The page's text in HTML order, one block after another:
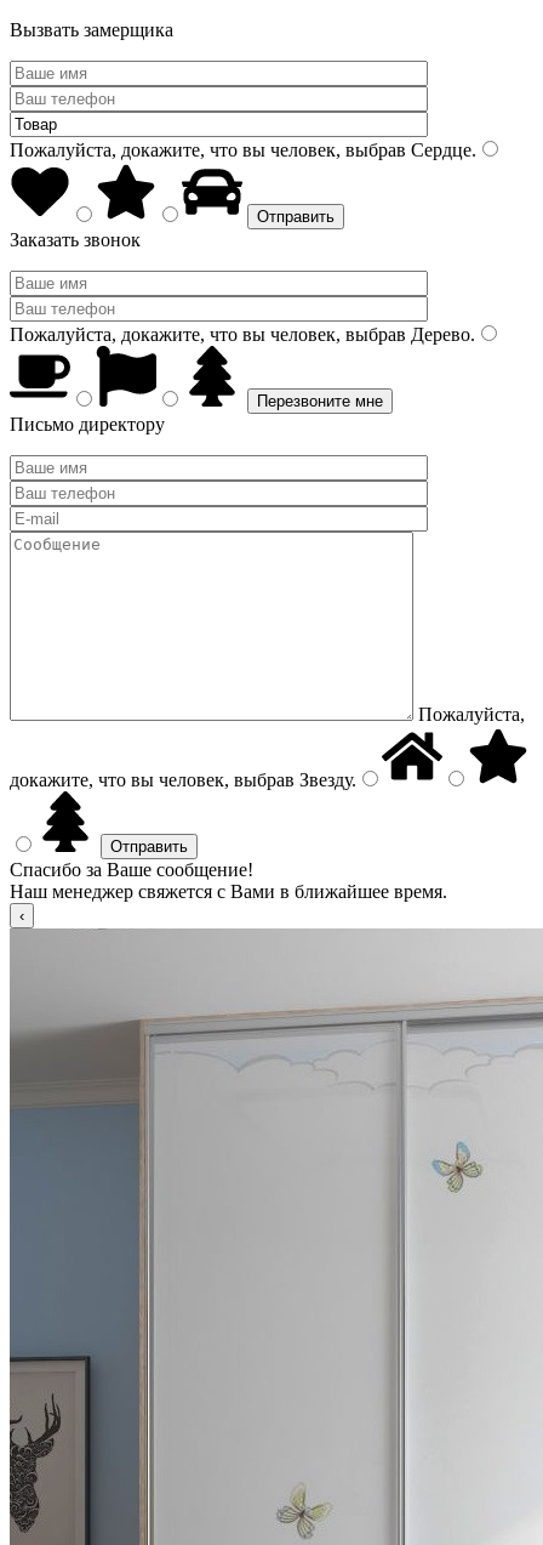
Вызвать замерщика
Пожалуйста, докажите, что вы человек, выбрав Сердце.
Заказать звонок
Пожалуйста, докажите, что вы человек, выбрав Дерево.
Письмо директору
Пожалуйста,
докажите, что вы человек, выбрав Звезду.
Спасибо за Ваше сообщение!
Наш менеджер свяжется с Вами в ближайшее время.